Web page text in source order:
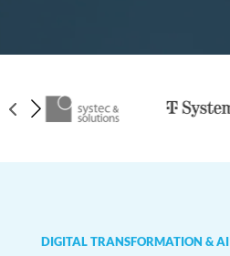
DIGITAL TRANSFORMATION & AI